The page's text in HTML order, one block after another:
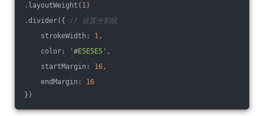
.layoutWeight( 1)
.divider({ // 设置分割线
strokeWidth: 1,
color:
'#E5E5E5' ,
startMargin: 16,
endMargin: 16
})